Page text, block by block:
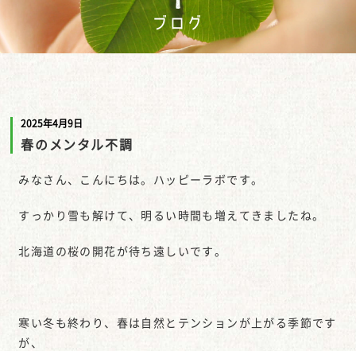
ブログ
2025年4月9日
春のメンタル不調
みなさん、こんにちは。ハッピーラボです。
すっかり雪も解けて、明るい時間も増えてきましたね。
北海道の桜の開花が待ち遠しいです。
寒い冬も終わり、春は自然とテンションが上がる季節です
が、